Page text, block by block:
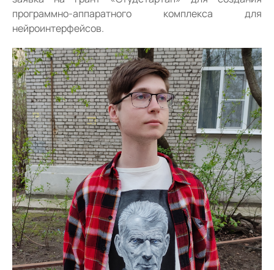
программно-аппаратного комплекса для
нейроинтерфейсов.